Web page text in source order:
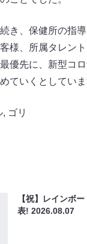
き、保健所の指
様、所属タレント
優先に、新型コ
ていくとしていま
, ゴリ
【祝】レインボ
表!2026.08.07